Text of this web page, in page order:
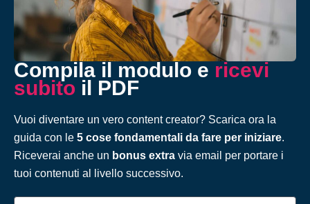
Compila il modulo e ricevi
subito il PDF
Vuoi diventare un vero content creator? Scarica ora la
guida con le 5 cose fondamentali da fare per iniziare.
Riceverai anche un bonus extra via email per portare i
tuoi contenuti al livello successivo.